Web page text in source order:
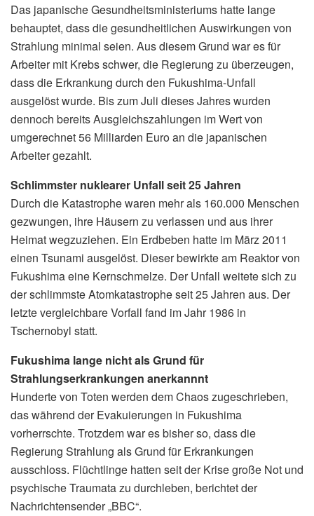
Das japanische Gesundheitsministeriums hatte lange
behauptet, dass die gesundheitlichen Auswirkungen von
Strahlung minimal seien. Aus diesem Grund war es für
Arbeiter mit Krebs schwer, die Regierung zu überzeugen,
dass die Erkrankung durch den Fukushima-Unfall
ausgelöst wurde. Bis zum Juli dieses Jahres wurden
dennoch bereits Ausgleichszahlungen im Wert von
umgerechnet 56 Milliarden Euro an die japanischen
Arbeiter gezahlt.
Schlimmster nuklearer Unfall seit 25 Jahren
Durch die Katastrophe waren mehr als 160.000 Menschen
gezwungen, ihre Häusern zu verlassen und aus ihrer
Heimat wegzuziehen. Ein Erdbeben hatte im März 2011
einen Tsunami ausgelöst. Dieser bewirkte am Reaktor von
Fukushima eine Kernschmelze. Der Unfall weitete sich zu
der schlimmste Atomkatastrophe seit 25 Jahren aus. Der
letzte vergleichbare Vorfall fand im Jahr 1986 in
Tschernobyl statt.
Fukushima lange nicht als Grund für
Strahlungserkrankungen anerkannnt
Hunderte von Toten werden dem Chaos zugeschrieben,
das während der Evakuierungen in Fukushima
vorherrschte. Trotzdem war es bisher so, dass die
Regierung Strahlung als Grund für Erkrankungen
ausschloss. Flüchtlinge hatten seit der Krise große Not und
psychische Traumata zu durchleben, berichtet der
Nachrichtensender „BBC“.